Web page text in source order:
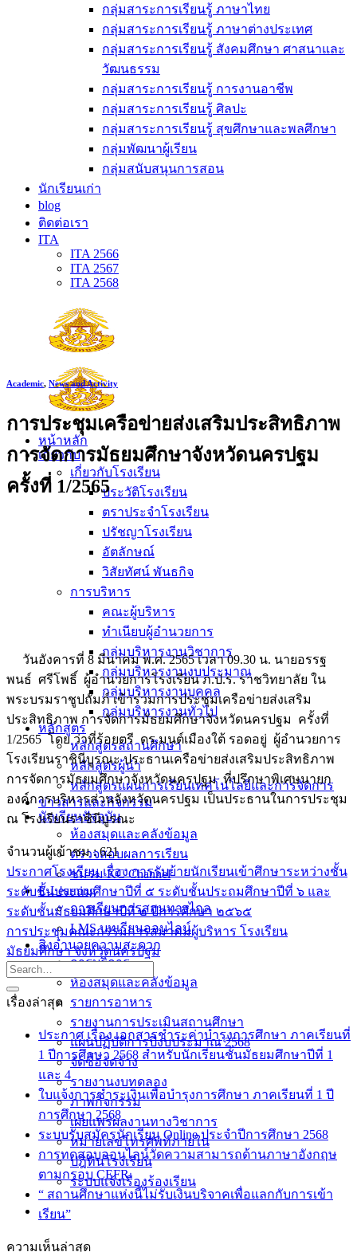
กลุ่มสาระการเรียนรู้ ภาษาไทย
กลุ่มสาระการเรียนรู้ ภาษาต่างประเทศ
กลุ่มสาระการเรียนรู้ สังคมศึกษา ศาสนาและ
วัฒนธรรม
กลุ่มสาระการเรียนรู้ การงานอาชีพ
กลุ่มสาระการเรียนรู้ ศิลปะ
กลุ่มสาระการเรียนรู้ สุขศึกษาและพลศึกษา
กลุ่มพัฒนาผู้เรียน
กลุ่มสนับสนุนการสอน
นักเรียนเก่า
blog
ติดต่อเรา
ITA
ITA 2566
ITA 2567
ITA 2568
หน้าหลัก
เกี่ยวกับ
เกี่ยวกับโรงเรียน
ประวัติโรงเรียน
ตราประจำโรงเรียน
ปรัชญาโรงเรียน
อัตลักษณ์
วิสัยทัศน์ พันธกิจ
การบริหาร
คณะผู้บริหาร
ทำเนียบผู้อำนวยการ
กลุ่มบริหารงานวิชาการ
กลุ่มบริหารงานงบประมาณ
กลุ่มบริหารงานบุคคล
กลุ่มบริหารงานทั่วไป
หลักสูตร
หลักสูตรสถานศึกษา
หลักสูตรผู้นำ
หลักสูตรแผนการเรียนเทคโนโลยีและการจัดการ
ข่าวสารและกิจกรรม
นักเรียนปัจจุบัน
ห้องสมุดและคลังข้อมูล
ตรวจสอบผลการเรียน
ชมรม KC Channel
E-Learning
การเรียนการสอนทางไกล
LMS บทเรียนออนไลน์
สิ่งอำนวยความสะดวก
การบริการ
ห้องสมุดและคลังข้อมูล
รายการอาหาร
รายงานการประเมินสถานศึกษา
แผนปฏิบัติการปีงบประมาณ 2568
จัดซื้อจัดจ้าง
รายงานงบทดลอง
ภาพกิจกรรม
เผยแพร่ผลงานทางวิชาการ
หมายเลขโทรศัพท์ภายใน
ปฎิทินโรงเรียน
ระบบแจ้งเรื่องร้องเรียน
Academic, News and Activity
การประชุมเครือข่ายส่งเสริมประสิทธิภาพ
การจัดการมัธยมศึกษาจังหวัดนครปฐม
ครั้งที่ 1/2565
วันอังคารที่ 8 มีนาคม พ.ศ. 2565 เวลา 09.30 น. นายอรรฐ
พนธ์ ศรีโพธิ์ ผู้อำนวยการโรงเรียน ภ.ป.ร. ราชวิทยาลัย ใน
พระบรมราชูปถัมภ์ เข้าร่วมการประชุมเครือข่ายส่งเสริม
ประสิทธิภาพ การจัดการมัธยมศึกษาจังหวัดนครปฐม ครั้งที่
1/2565 โดย ว่าที่ร้อยตรี ดร.มนต์เมืองใต้ รอดอยู่ ผู้อำนวยการ
โรงเรียนราชินีบูรณะ ประธานเครือข่ายส่งเสริมประสิทธิภาพ
การจัดการมัธยมศึกษาจังหวัดนครปฐม ที่ปรึกษาพิเศษนายก
องค์การบริหารส่วนจังหวัดนครปฐม เป็นประธานในการประชุม
ณ โรงเรียนราชินีบูรณะ
จำนวนผู้เข้าชม :621
ประกาศโรงเรียน เรื่อง การรับย้ายนักเรียนเข้าศึกษาระหว่างชั้น
ระดับชั้นประถมศึกษาปีที่ ๕ ระดับชั้นประถมศึกษาปีที่ ๖ และ
ระดับชั้นมัธยมศึกษาปีที่ ๒ ปีการศึกษา ๒๕๖๕
การประชุมคณะกรรมการสมาคมผู้บริหาร โรงเรียน
มัธยมศึกษา จังหวัดนครปฐม
เรื่องล่าสุด
ประกาศ เรื่อง เอกสารชำระค่าบำรุงการศึกษา ภาคเรียนที่
1 ปีการศึกษา 2568 สำหรับนักเรียนชั้นมัธยมศึกษาปีที่ 1
และ 4
ใบแจ้งการชำระเงินเพื่อบำรุงการศึกษา ภาคเรียนที่ 1 ปี
การศึกษา 2568
ระบบรับสมัครนักเรียน Online ประจำปีการศึกษา 2568
การทดสอบออนไลน์วัดความสามารถด้านภาษาอังกฤษ
ตามกรอบ CEFR
“ สถานศึกษาแห่งนี้ไม่รับเงินบริจาคเพื่อแลกกับการเข้า
เรียน”
ความเห็นล่าสุด